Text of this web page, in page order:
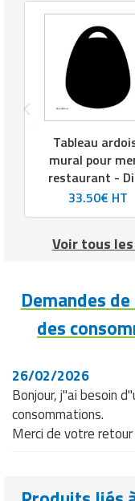
Tableau
mural pour
restaurant -
L94.5 x l74.5 cm
L100 x l45
33.50€ HT
Voir tous
Demandes
des
26/02/2026
Bonjour, j"ai besoin
consommations.
Merci de votre retour